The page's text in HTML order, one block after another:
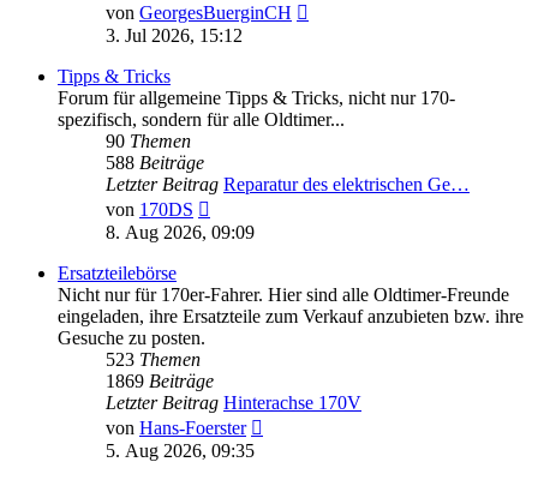
von GeorgesBuerginCH
3. Jul 2026, 15:12
Tipps & Tricks
Forum für allgemeine Tipps & Tricks, nicht nur 170-
spezifisch, sondern für alle Oldtimer...
90 Themen
588 Beiträge
Letzter Beitrag Reparatur des elektrischen Ge…
von 170DS
Beitrag
8. Aug 2026, 09:09
Ersatzteilebörse
Nicht nur für 170er-Fahrer. Hier sind alle Oldtimer-Freunde
eingeladen, ihre Ersatzteile zum Verkauf anzubieten bzw. ihre
Gesuche zu posten.
523 Themen
1869 Beiträge
Letzter Beitrag Hinterachse 170V
von Hans-Foerster
5. Aug 2026, 09:35